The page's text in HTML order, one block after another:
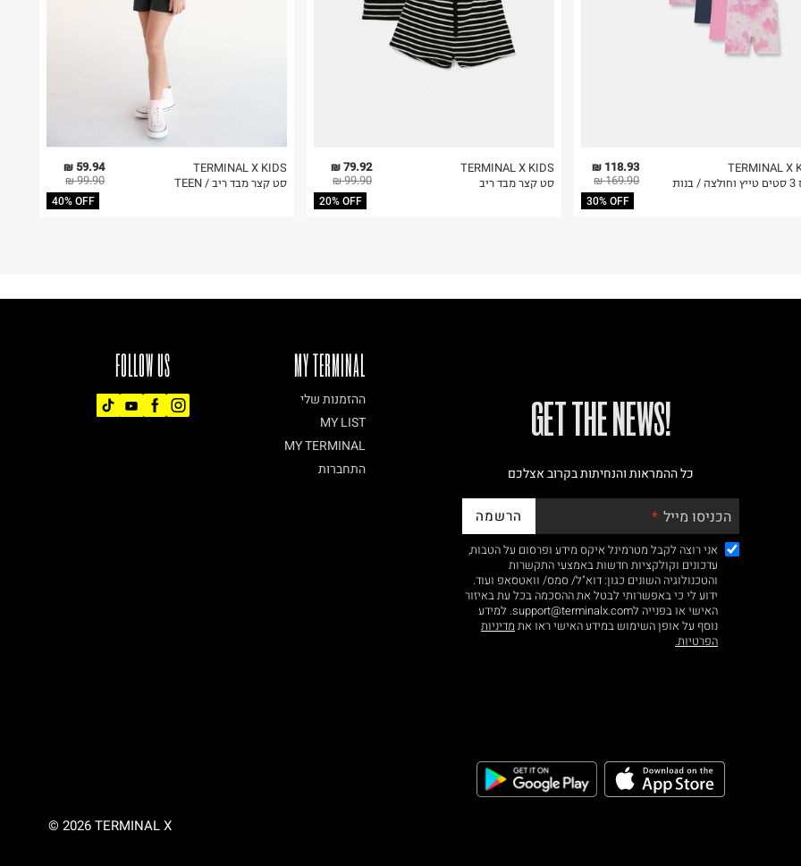
59.94 ₪
99.90 ₪
40% OFF
TERMINAL X KIDS
סט קצר מבד ריב / TEEN
79.92 ₪
99.90 ₪
20% OFF
TERMINAL X KIDS
סט קצר מבד ריב
118.93 ₪
169.90 ₪
30% OFF
TERMINAL X
FOLLOW US MY TERMINAL
ההזמנות שלי
MY LIST
MY TERMINAL
התחברות
!GET THE NEWS
כל ההמראות והנחיתות בקרוב אצלכם
הכניסו מייל הרשמה
אני רוצה לקבל מטרמינל איקס מידע ופרסום על הטבות,
עדכונים וקולקציות חדשות באמצעי התקשרות
והטכנולוגיה השונים כגון: דוא"ל/ סמס/ וואטסאפ ועוד.
ידוע לי כי באפשרותי לבטל את ההסכמה בכל עת באיזור
האישי או בפנייה לsupport@terminalx.com. למידע
נוסף על אופן השימוש במידע האישי ראו את מדיניות
הפרטיות.
© 2026 TERMINAL X